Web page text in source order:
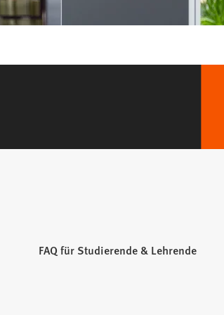
FAQ für Studierende & Lehrende